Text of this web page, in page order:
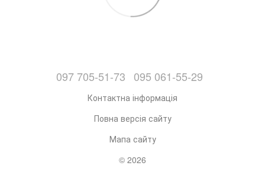
097 705-51-73 095 061-55-29
Контактна інформація
Повна версія сайту
Мапа сайту
© 2026